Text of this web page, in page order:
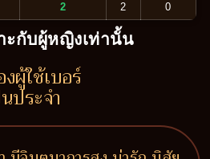
2 2 0
ะกับผู้หญิงเท่านั้น
ผู้ใช้เบอร์
ประจำ